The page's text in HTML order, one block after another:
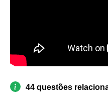
44 questões